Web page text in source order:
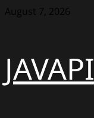
Skip
August 7, 2026
JAVAPI